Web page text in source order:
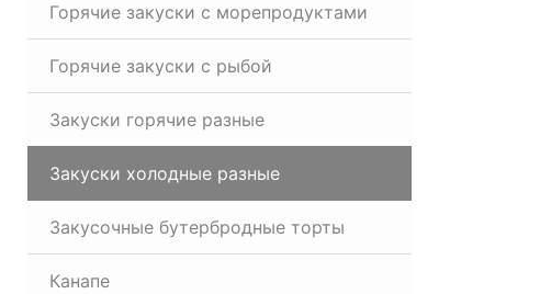
Горячие закуски с морепродуктами
Горячие закуски с рыбой
Закуски горячие разные
Закуски холодные разные
Закусочные бутербродные торты
Канапе